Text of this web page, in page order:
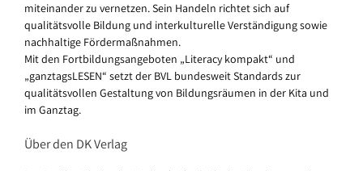
miteinander zu vernetzen. Sein Handeln richtet sich auf
qualitätsvolle Bildung und interkulturelle Verständigung sowie
nachhaltige Fördermaßnahmen.
Mit den Fortbildungsangeboten „Literacy kompakt“ und
„ganztagsLESEN“ setzt der BVL bundesweit Standards zur
qualitätsvollen Gestaltung von Bildungsräumen in der Kita und
im Ganztag.
Über den DK Verlag